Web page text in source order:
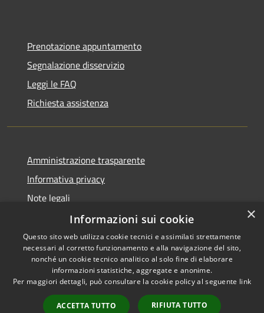
Prenotazione appuntamento
Segnalazione disservizio
Leggi le FAQ
Richiesta assistenza
Amministrazione trasparente
Informativa privacy
Note legali
Dichiarazione di accessibilità
RSS
Accessibilità
Copyright © 2026 • Comune di
Municipium•
Accesso
×
Informazioni sui cookie
Questo sito web utilizza cookie tecnici e assimilati strettamente
necessari al corretto funzionamento e alla navigazione del sito,
nonché un cookie tecnico analitico al solo fine di elaborare
informazioni statistiche, aggregate e anonime.
Per maggiori dettagli, può consultare la cookie policy al seguente link
ACCETTA TUTTO RIFIUTA TUTTO